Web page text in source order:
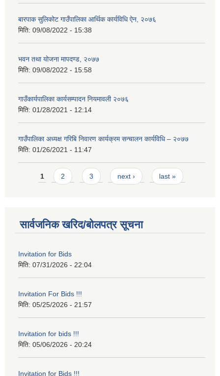
बारपाक सुलिकोट गाउँपालिका आर्थिक कार्यविधि ऐन, २०७६
मिति: 09/08/2022 - 15:38
भवन तथा योजना मापदण्ड, २०७७
मिति: 09/08/2022 - 15:58
गाउँकार्यपालिका कार्यसम्पादन नियमावली २०७६
मिति: 01/28/2021 - 12:14
गाउँपालिका अध्यक्ष गरिबि निवारण कार्यक्रम सन्चालन कार्यविधि – २०७७
मिति: 01/26/2021 - 11:47
Pages
1 2 3 next › last »
सार्वजनिक खरिद/बोलपत्र सूचना
Invitation for Bids
मिति: 07/31/2026 - 22:04
Invitation For Bids !!!
मिति: 05/25/2026 - 21:57
Invitation for bids !!!
मिति: 05/06/2026 - 20:24
Invitation for Bids !!!